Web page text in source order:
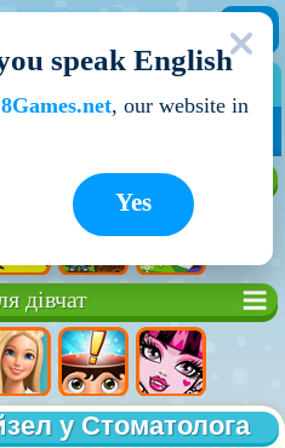
дівчат
у Стоматолога
speak English
8Games.net, our website in
Yes